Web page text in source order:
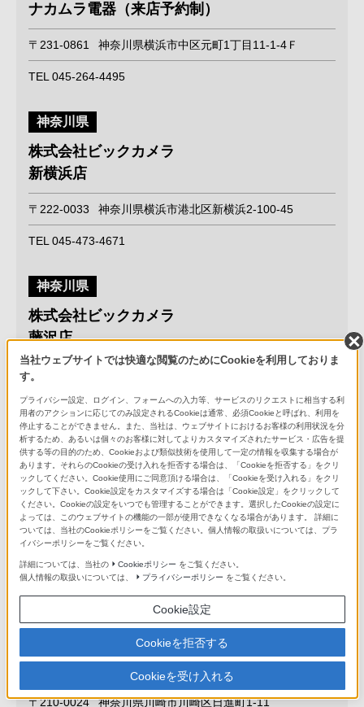
ナカムラ電器（来店予約制）
〒231-0861 神奈川県横浜市中区元町1丁目11-1-4Ｆ
TEL 045-264-4495
神奈川県
株式会社ビックカメラ
新横浜店
〒222-0033 神奈川県横浜市港北区新横浜2-100-45
TEL 045-473-4671
神奈川県
株式会社ビックカメラ
藤沢店
〒251-0052
TEL 0466-29-1111
神奈川県
株式会社ビックカメラ
ラゾーナ川崎店
〒212-8584 神奈川県川崎市幸区堀川町72-1
TEL 044-520-1111
株式会社ヨドバシカメラ
マルチメディア川崎ルフロン
〒210-0024 神奈川県川崎市川崎区日進町1-11
当社ウェブサイトでは快適な閲覧のためにCookieを利用しておりま
す。
プライバシー設定、ログイン、フォームへの入力等、サービスのリクエストに相当する利
用者のアクションに応じてのみ設定されるCookieは通常、必須Cookieと呼ばれ、利用を
停止することができません。また、当社は、ウェブサイトにおけるお客様の利用状況を分
析するため、あるいは個々のお客様に対してよりカスタマイズされたサービス・広告を提
供する等の目的のため、Cookieおよび類似技術を使用して一定の情報を収集する場合が
あります。それらのCookieの受け入れを拒否する場合は、「Cookieを拒否する」をクリ
ックしてください。Cookie使用にご同意頂ける場合は、「Cookieを受け入れる」をクリ
ックして下さい。Cookie設定をカスタマイズする場合は「Cookie設定」をクリックして
ください。Cookieの設定をいつでも管理することができます。選択したCookieの設定に
よっては、このウェブサイトの機能の一部が使用できなくなる場合があります。 詳細に
ついては、当社のCookieポリシーをご覧ください。個人情報の取扱いについては、プラ
イバシーポリシーをご覧ください。
詳細については、当社の Cookieポリシー をご覧ください。
個人情報の取扱いについては、
プライバシーポリシー をご覧ください。
Cookie設定
Cookieを拒否する
Cookieを受け入れる